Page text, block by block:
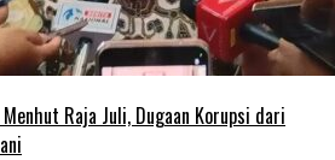
Raja Juli, Dugaan Korupsi dari